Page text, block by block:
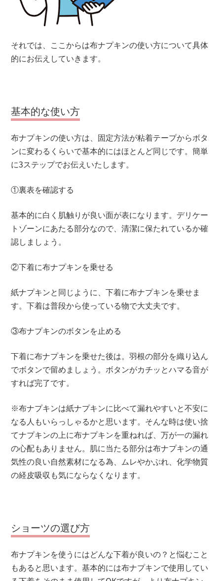
それでは、ここからは布ナプキンの使い方について具体
的にお伝えしていきます。
基本的な使い方
布ナプキンの使い方は、固定方法が粘着テープからボタ
ンに変わるくらいで基本的にはほとんど同じです。簡単
に3ステップでお伝えいたします。
①裏表を確認する
基本的に白く肌触りが良い面が表になります。デリケー
トゾーンにあたる部分なので、清潔に保たれているか確
認しましょう。
②下着に布ナプキンを乗せる
紙ナプキンと同じように、下着に布ナプキンを乗せま
す。下着は普段から使っている物で大丈夫です。
③布ナプキンのボタンを止める
下着に布ナプキンを乗せた後は。羽根の部分を織り込ん
でボタンで留めましょう。ボタンがカチッとハマる音が
すれば完了です。
※布ナプキンは紙ナプキンに比べて漏れやすいと不安に
なる人もいらっしゃるかと思います。そんな時は使い捨
てナプキンの上に布ナプキンを重ねれば、万が一の漏れ
の心配もありません。肌に当たる部分は布ナプキンの通
気性の良い自然素材になる為、ムレやかぶれ、化学物質
の経皮吸収も気にならなくなります。
ショーツの選び方
布ナプキンを使うにはどんな下着が良いの？と悩むこと
もあると思います。基本的には布ナプキンで使用してい